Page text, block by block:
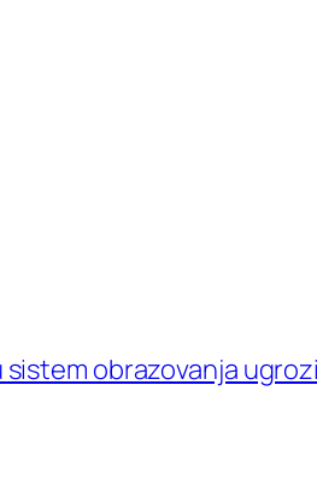
obrazovanja